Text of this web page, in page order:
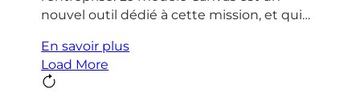
nouvel outil dédié à cette mission, et qui…
En savoir plus
Load More